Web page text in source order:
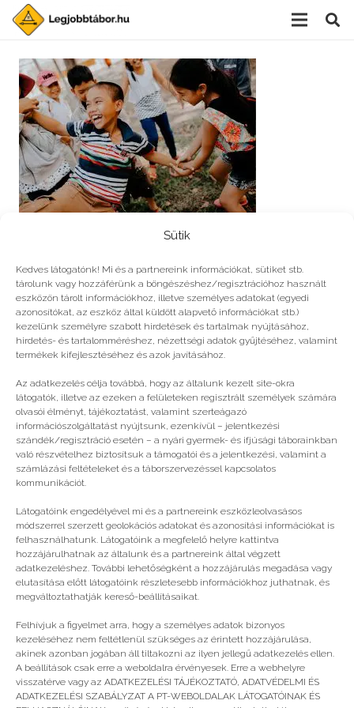
Sütik
Kedves látogatónk! Mi és a partnereink információkat, sütiket stb.
tárolunk vagy hozzáférünk a böngészéshez/regisztrációhoz használt
eszközön tárolt információkhoz, illetve személyes adatokat (egyedi
azonosítókat, az eszköz által küldött alapvető információkat stb.)
kezelünk személyre szabott hirdetések és tartalmak nyújtásához,
hirdetés- és tartalomméréshez, nézettségi adatok gyűjtéséhez, valamint
termékek kifejlesztéséhez és azok javításához.
Az adatkezelés célja továbbá, hogy az általunk kezelt site-okra
látogatók, illetve az ezeken a felületeken regisztrált személyek számára
olvasói élményt, tájékoztatást, valamint szerteágazó
információszolgáltatást nyújtsunk, ezenkívül – jelentkezési
szándék/regisztráció esetén – a nyári gyermek- és ifjúsági táborainkban
való részvételhez biztosítsuk a támogatói és a jelentkezési, valamint a
számlázási feltételeket és a táborszervezéssel kapcsolatos
kommunikációt.
Látogatóink engedélyével mi és a partnereink eszközleolvasásos
módszerrel szerzett geolokációs adatokat és azonosítási információkat is
felhasználhatunk. Látogatóink a megfelelő helyre kattintva
hozzájárulhatnak az általunk és a partnereink által végzett
adatkezeléshez. További lehetőségként a hozzájárulás megadása vagy
elutasítása előtt látogatóink részletesebb információkhoz juthatnak, és
megváltoztathatják kereső-beállításaikat.
Felhívjuk a figyelmet arra, hogy a személyes adatok bizonyos
kezeléséhez nem feltétlenül szükséges az érintett hozzájárulása,
akinek azonban jogában áll tiltakozni az ilyen jellegű adatkezelés ellen.
A beállítások csak erre a weboldalra érvényesek. Erre a webhelyre
visszatérve vagy az ADATKEZELÉSI TÁJÉKOZTATÓ, ADATVÉDELMI ÉS
ADATKEZELÉSI SZABÁLYZAT A PT-WEBOLDALAK LÁTOGATÓINAK ÉS
etetése, elszállásolása, foglalkoztatása, szórakoztatása,
felügyelete kerül ennyibe.
Vélemény, hozzászólás?
Az e-mail címet nem tesszük közzé. A kötelező
mezőket*karakterrel jelöltük
A nevem, e-mail címem, és weboldalcímem
mentése a böngészőben a következő
hozzászólásomhoz.